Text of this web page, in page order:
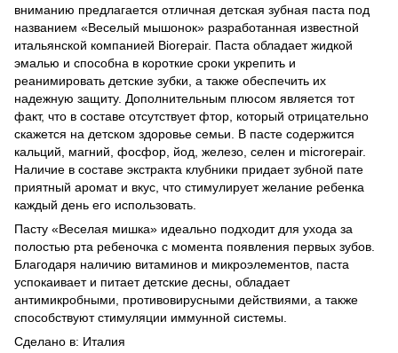
вниманию предлагается отличная детская зубная паста под
названием «Веселый мышонок» разработанная известной
итальянской компанией Biorepair. Паста обладает жидкой
эмалью и способна в короткие сроки укрепить и
реанимировать детские зубки, а также обеспечить их
надежную защиту. Дополнительным плюсом является тот
факт, что в составе отсутствует фтор, который отрицательно
скажется на детском здоровье семьи. В пасте содержится
кальций, магний, фосфор, йод, железо, селен и microrepair.
Наличие в составе экстракта клубники придает зубной пате
приятный аромат и вкус, что стимулирует желание ребенка
каждый день его использовать.
Пасту «Веселая мишка» идеально подходит для ухода за
полостью рта ребеночка с момента появления первых зубов.
Благодаря наличию витаминов и микроэлементов, паста
успокаивает и питает детские десны, обладает
антимикробными, противовирусными действиями, а также
способствуют стимуляции иммунной системы.
Сделано в: Италия